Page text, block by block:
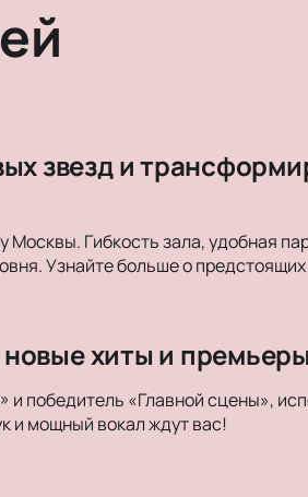
звезд и
Гибкость зала, удобная
Узнайте больше о
хиты и премьеры
победитель «Главной сцены»,
и мощный вокал ждут вас!